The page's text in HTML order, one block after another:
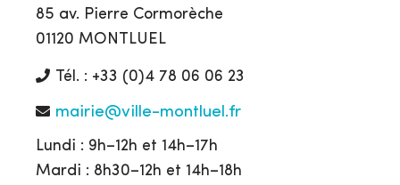
85 av. Pierre Cormorèche
01120 MONTLUEL
Tél. : +33 (0)4 78 06 06 23
mairie@ville-montluel.fr
Lundi : 9h–12h et 14h–17h
Mardi : 8h30–12h et 14h–18h